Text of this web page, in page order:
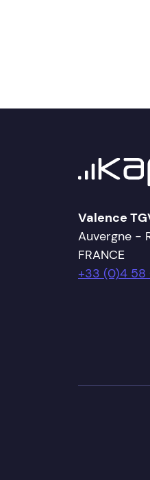
Valence
Auvergne -
FRANCE
+33 (0)4 58